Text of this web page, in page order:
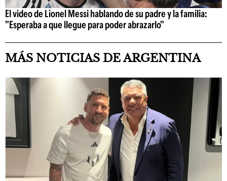
El video de Lionel Messi hablando de su padre y la familia:
"Esperaba a que llegue para poder abrazarlo"
MÁS NOTICIAS DE ARGENTINA